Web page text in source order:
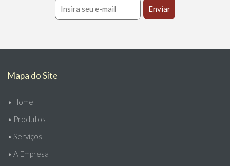
Mapa do Site
• Home
• Produtos
• Serviços
• A Empresa